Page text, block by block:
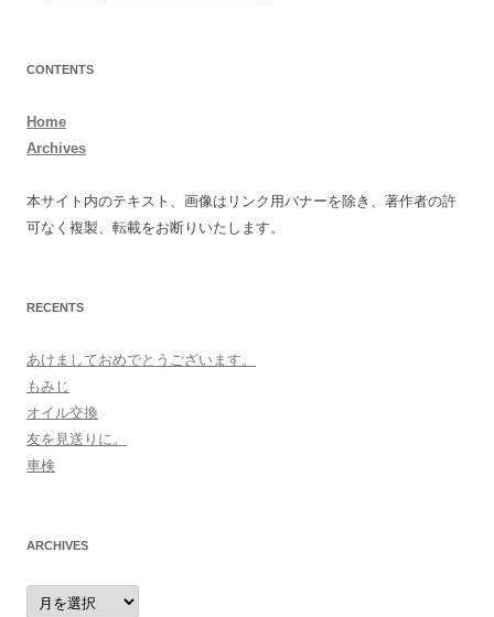
CONTENTS
Home
Archives
本サイト内のテキスト、画像はリンク用バナーを除き、著作者の許
可なく複製、転載をお断りいたします。
RECENTS
あけましておめでとうございます。
もみじ
オイル交換
友を見送りに。
車検
ARCHIVES
archives